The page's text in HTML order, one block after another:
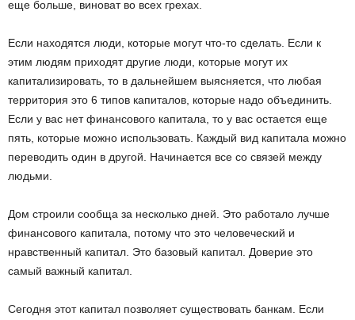
еще больше, виноват во всех грехах.
Если находятся люди, которые могут что-то сделать. Если к
этим людям приходят другие люди, которые могут их
капитализировать, то в дальнейшем выясняется, что любая
территория это 6 типов капиталов, которые надо объединить.
Если у вас нет финансового капитала, то у вас остается еще
пять, которые можно использовать. Каждый вид капитала можно
переводить один в другой. Начинается все со связей между
людьми.
Дом строили сообща за несколько дней. Это работало лучше
финансового капитала, потому что это человеческий и
нравственный капитал. Это базовый капитал. Доверие это
самый важный капитал.
Сегодня этот капитал позволяет существовать банкам. Если